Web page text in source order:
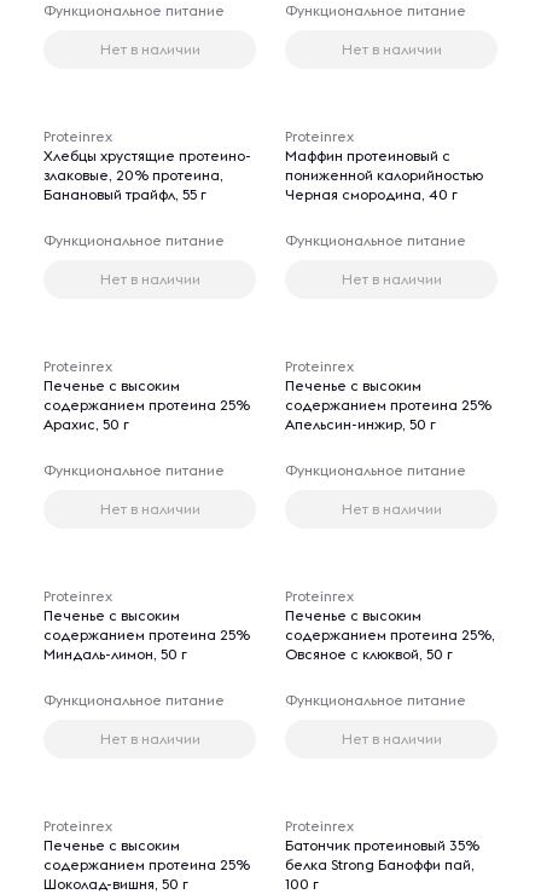
Функциональное питание
Нет в наличии
Функциональное питание
Нет в наличии
Proteinrex
Хлебцы хрустящие протеино-
злаковые, 20% протеина,
Банановый трайфл, 55 г
Функциональное питание
Нет в наличии
Proteinrex
Маффин протеиновый с
пониженной калорийностью
Черная смородина, 40 г
Функциональное питание
Нет в наличии
Proteinrex
Печенье с высоким
содержанием протеина 25%
Арахис, 50 г
Функциональное питание
Нет в наличии
Proteinrex
Печенье с высоким
содержанием протеина 25%
Апельсин-инжир, 50 г
Функциональное питание
Нет в наличии
Proteinrex
Печенье с высоким
содержанием протеина 25%
Миндаль-лимон, 50 г
Функциональное питание
Нет в наличии
Proteinrex
Печенье с высоким
содержанием протеина 25%,
Овсяное с клюквой, 50 г
Функциональное питание
Нет в наличии
Proteinrex
Печенье с высоким
содержанием протеина 25%
Шоколад-вишня, 50 г
Proteinrex
Батончик протеиновый 35%
белка Strong Баноффи пай,
100 г